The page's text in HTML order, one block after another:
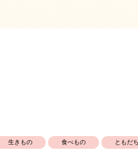
生きもの 食べもの ともだ